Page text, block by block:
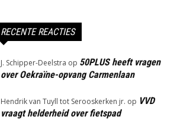
RECENTE REACTIES
J. Schipper-Deelstra op 50PLUS heeft vragen
over Oekraïne-opvang Carmenlaan
Hendrik van Tuyll tot Serooskerken jr. op VVD
vraagt helderheid over fietspad